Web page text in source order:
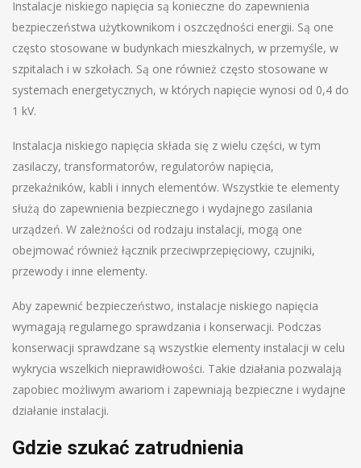
Instalacje niskiego napięcia są konieczne do zapewnienia
bezpieczeństwa użytkownikom i oszczędności energii. Są one
często stosowane w budynkach mieszkalnych, w przemyśle, w
szpitalach i w szkołach. Są one również często stosowane w
systemach energetycznych, w których napięcie wynosi od 0,4 do
1 kV.
Instalacja niskiego napięcia składa się z wielu części, w tym
zasilaczy, transformatorów, regulatorów napięcia,
przekaźników, kabli i innych elementów. Wszystkie te elementy
służą do zapewnienia bezpiecznego i wydajnego zasilania
urządzeń. W zależności od rodzaju instalacji, mogą one
obejmować również łącznik przeciwprzepięciowy, czujniki,
przewody i inne elementy.
Aby zapewnić bezpieczeństwo, instalacje niskiego napięcia
wymagają regularnego sprawdzania i konserwacji. Podczas
konserwacji sprawdzane są wszystkie elementy instalacji w celu
wykrycia wszelkich nieprawidłowości. Takie działania pozwalają
zapobiec możliwym awariom i zapewniają bezpieczne i wydajne
działanie instalacji.
Gdzie szukać zatrudnienia